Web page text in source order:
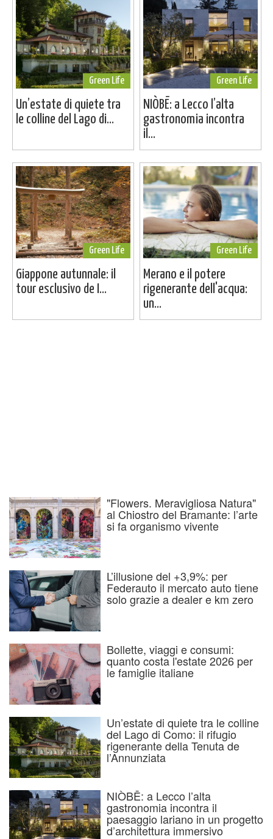
Green Life
Un’estate di quiete tra
le colline del Lago di...
Green Life
NIÒBĒ: a Lecco l’alta
gastronomia incontra
il...
Green Life
Giappone autunnale: il
tour esclusivo de I...
Green Life
Merano e il potere
rigenerante dell'acqua:
un...
"Flowers. Meravigliosa Natura"
al Chiostro del Bramante: l’arte
si fa organismo vivente
L’illusione del +3,9%: per
Federauto il mercato auto tiene
solo grazie a dealer e km zero
Bollette, viaggi e consumi:
quanto costa l'estate 2026 per
le famiglie italiane
Un’estate di quiete tra le colline
del Lago di Como: il rifugio
rigenerante della Tenuta de
l’Annunziata
NIÒBĒ: a Lecco l’alta
gastronomia incontra il
paesaggio lariano in un progetto
d’architettura immersivo